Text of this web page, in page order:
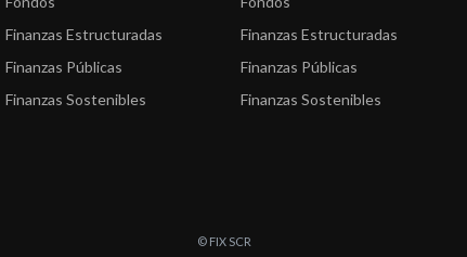
Finanzas Estructuradas
Finanzas Públicas
Finanzas Sostenibles
Finanzas Estructuradas
Finanzas Públicas
Finanzas Sostenibles
© FIX SCR